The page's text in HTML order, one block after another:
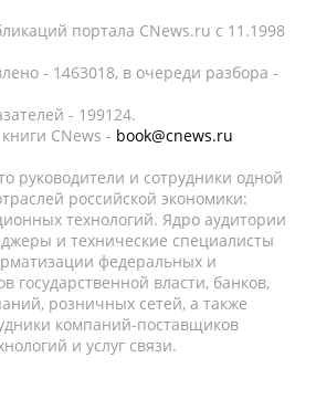
портала CNews.ru c 11.1998
- 1463018, в очереди разбора -
- 199124.
CNews - book@cnews.ru
руководители и сотрудники одной
российской экономики:
технологий. Ядро аудитории
и технические специалисты
федеральных и
государственной власти, банков,
розничных сетей, а также
компаний-поставщиков
и услуг связи.